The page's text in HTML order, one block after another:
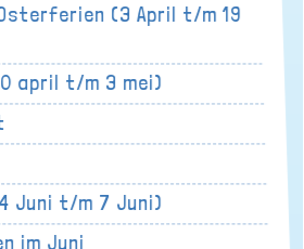
(3 April t/m 19
april t/m 3 mei)
Juni t/m 7 Juni)
im Juni